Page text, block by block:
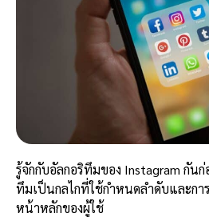
รู้จักกับอัลกอริทึมของ Instagram กัน
ทึมเป็นกลไกที่ใช้กำหนดลำดับและกา
หน้าหลักของผู้ใช้